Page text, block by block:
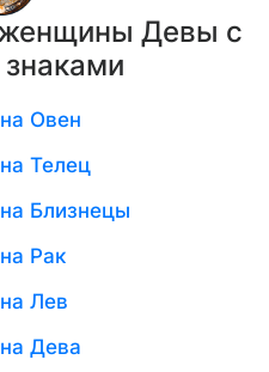
Девы с
Овен
Телец
Близнецы
Рак
Лев
Дева